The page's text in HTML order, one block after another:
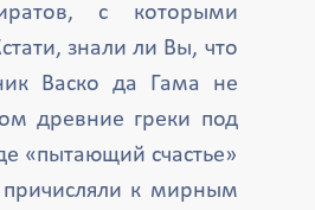
с которыми
знали ли Вы, что
Васко да Гама не
древние греки под
«пытающий счастье»
причисляли к мирным